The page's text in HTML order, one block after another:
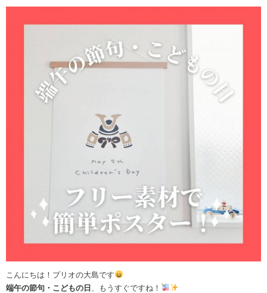
こんにちは！プリオの大島です
端午の節句・こどもの日 、もうすぐですね！